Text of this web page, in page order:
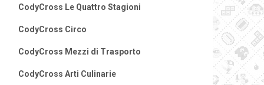
CodyCross Le Quattro Stagioni
CodyCross Circo
CodyCross Mezzi di Trasporto
CodyCross Arti Culinarie